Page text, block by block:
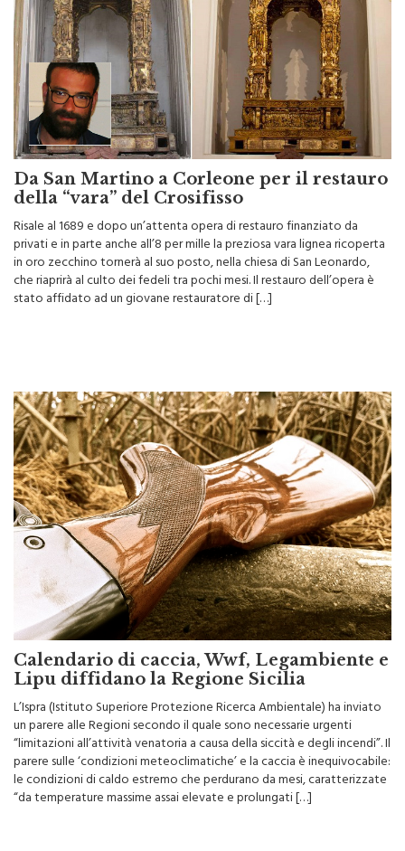
Da San Martino a Corleone per il restauro
della “vara” del Crosifisso
Risale al 1689 e dopo un’attenta opera di restauro finanziato da
privati e in parte anche all’8 per mille la preziosa vara lignea ricoperta
in oro zecchino tornerà al suo posto, nella chiesa di San Leonardo,
che riaprirà al culto dei fedeli tra pochi mesi. Il restauro dell’opera è
Calendario di caccia, Wwf, Legambiente e
Lipu diffidano la Regione Sicilia
L’Ispra (Istituto Superiore Protezione Ricerca Ambientale) ha inviato
un parere alle Regioni secondo il quale sono necessarie urgenti
“limitazioni all’attività venatoria a causa della siccità e degli incendi”. Il
parere sulle ‘condizioni meteoclimatiche’ e la caccia è inequivocabile:
le condizioni di caldo estremo che perdurano da mesi, caratterizzate